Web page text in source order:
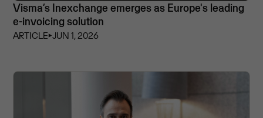
Visma’s Inexchange emerges as Europe's leading
e-invoicing solution
ARTICLE⏵JUN 1, 2026